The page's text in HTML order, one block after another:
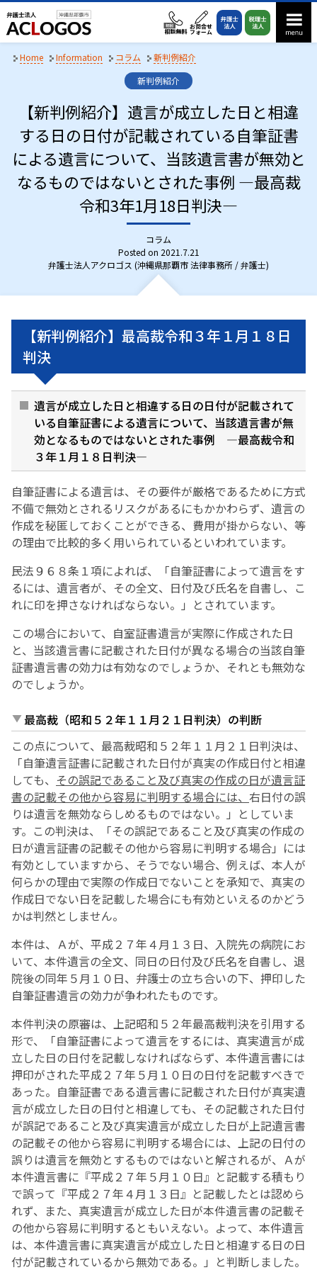
i
Home Information コラム
新判例紹介
C
a
e
g
o
i
e
:
新判例紹介
【新判例紹介】遺言が成立した日と相違
する日の日付が記載されている自筆証書
による遺言について、当該遺言書が無効と
なるものではないとされた事例 ―最高裁
令和3年1月18日判決―
コラム
Posted on 2021.7.21
弁護士法人アクロゴス (沖縄県那覇市 法律事務所 / 弁護士)
【新判例紹介】最高裁令和３年１月１８日
判決
遺言が成立した日と相違する日の日付が記載されて
いる自筆証書による遺言について、当該遺言書が無
効となるものではないとされた事例 ―最高裁令和
３年１月１８日判決―
自筆証書による遺言は、その要件が厳格であるために方式
不備で無効とされるリスクがあるにもかかわらず、遺言の
作成を秘匿しておくことができる、費用が掛からない、等
の理由で比較的多く用いられているといわれています。
民法９６８条１項によれば、「自筆証書によって遺言をす
るには、遺言者が、その全文、日付及び氏名を自書し、こ
れに印を押さなければならない。」とされています。
この場合において、自室証書遺言が実際に作成された日
と、当該遺言書に記載された日付が異なる場合の当該自筆
証書遺言書の効力は有効なのでしょうか、それとも無効な
のでしょうか。
最高裁（昭和５２年１１月２１日判決）の判断
この点について、最高裁昭和５２年１１月２１日判決は、
「自筆遺言証書に記載された日付が真実の作成日付と相違
しても、 その誤記であること及び真実の作成の日が遺言証
書の記載その他から容易に判明する場合には、 右日付の誤
りは遺言を無効ならしめるものではない。」としていま
す。この判決は、「その誤記であること及び真実の作成の
日が遺言証書の記載その他から容易に判明する場合」には
有効としていますから、そうでない場合、例えば、本人が
何らかの理由で実際の作成日でないことを承知で、真実の
作成日でない日を記載した場合にも有効といえるのかどう
かは判然としません。
本件は、Ａが、平成２７年４月１３日、入院先の病院にお
いて、本件遺言の全文、同日の日付及び氏名を自書し、退
院後の同年５月１０日、弁護士の立ち合いの下、押印した
自筆証書遺言の効力が争われたものです。
本件判決の原審は、上記昭和５２年最高裁判決を引用する
形で、「自筆証書によって遺言をするには、真実遺言が成
立した日の日付を記載しなければならず、本件遺言書には
押印がされた平成２７年５月１０日の日付を記載すべきで
あった。自筆証書である遺言書に記載された日付が真実遺
言が成立した日の日付と相違しても、その記載された日付
が誤記であること及び真実遺言が成立した日が上記遺言書
の記載その他から容易に判明する場合には、上記の日付の
誤りは遺言を無効とするものではないと解されるが、Ａが
本件遺言書に『平成２７年５月１０日』と記載する積もり
で誤って『平成２７年４月１３日』と記載したとは認めら
れず、また、真実遺言が成立した日が本件遺言書の記載そ
の他から容易に判明するともいえない。よって、本件遺言
は、本件遺言書に真実遺言が成立した日と相違する日の日
付が記載されているから無効である。」と判断しました。